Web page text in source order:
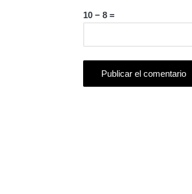
10 − 8 =